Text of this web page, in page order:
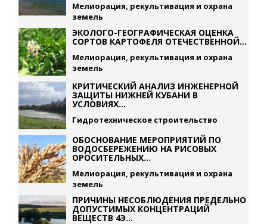
Мелиорация, рекультивация и охрана
земель
ЭКОЛОГО-ГЕОГРАФИЧЕСКАЯ ОЦЕНКА
СОРТОВ КАРТОФЕЛЯ ОТЕЧЕСТВЕННОЙ...
Мелиорация, рекультивация и охрана
земель
КРИТИЧЕСКИЙ АНАЛИЗ ИНЖЕНЕРНОЙ
ЗАЩИТЫ НИЖНЕЙ КУБАНИ В
УСЛОВИЯХ...
Гидротехническое строительство
ОБОСНОВАНИЕ МЕРОПРИЯТИЙ ПО
ВОДОСБЕРЕЖЕНИЮ НА РИСОВЫХ
ОРОСИТЕЛЬНЫХ...
Мелиорация, рекультивация и охрана
земель
ПРИЧИНЫ НЕСОБЛЮДЕНИЯ ПРЕДЕЛЬНО
ДОПУСТИМЫХ КОНЦЕНТРАЦИЙ
ВЕЩЕСТВ 4Э...